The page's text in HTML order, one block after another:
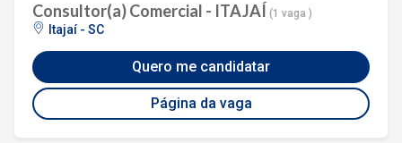
Consultor(a) Comercial - ITAJAÍ (1 vaga )
Itajaí - SC
Página da vaga
Quero me candidatar